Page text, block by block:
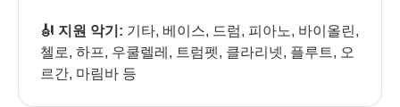
🎻 지원 악기: 기타, 베이스, 드럼, 피아노, 바이올린,
첼로, 하프, 우쿨렐레, 트럼펫, 클라리넷, 플루트, 오
르간, 마림바 등